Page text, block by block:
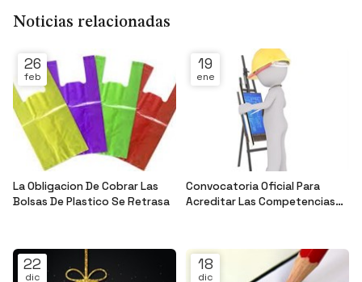
Noticias relacionadas
26
feb
La Obligacion De Cobrar Las
Bolsas De Plastico Se Retrasa
19
ene
Convocatoria Oficial Para
Acreditar Las Competencias
22
dic
18
dic